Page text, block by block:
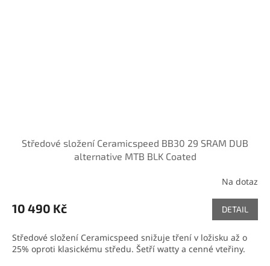
Středové složení Ceramicspeed BB30 29 SRAM DUB
alternative MTB BLK Coated
Na dotaz
10 490 Kč DETAIL
Středové složení Ceramicspeed snižuje tření v ložisku až o
25% oproti klasickému středu. Šetří watty a cenné vteřiny.